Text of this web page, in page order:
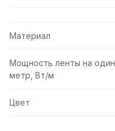
Материал
Мощность ленты на один
метр, Вт/м
Цвет